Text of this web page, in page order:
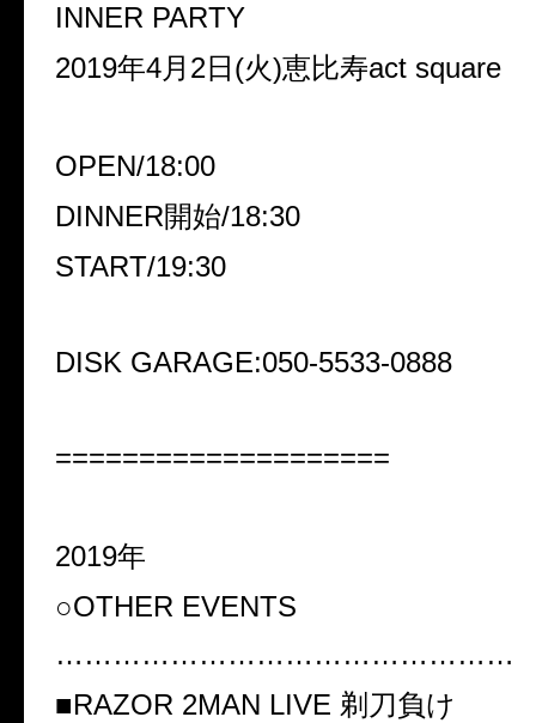
INNER PARTY
2019年4月 2日 (火)恵比寿act square
OPEN/18:00
DINNER開始/18:30
START/19:30
DISK GARAGE:050-5533-0888
====================
2019年
○OTHER EVENTS
…………………………………………
■RAZOR 2MAN LIVE 剃刀負け